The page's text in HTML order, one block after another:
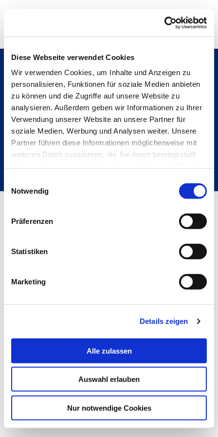
Diese Webseite verwendet Cookies
Wir verwenden Cookies, um Inhalte und Anzeigen zu
personalisieren, Funktionen für soziale Medien anbieten
zu können und die Zugriffe auf unsere Website zu
analysieren. Außerdem geben wir Informationen zu Ihrer
Verwendung unserer Website an unsere Partner für
soziale Medien, Werbung und Analysen weiter. Unsere
Partner führen diese Informationen möglicherweise mit
weiteren Daten zusammen, die Sie ihnen bereitgestellt
Notwendig
Präferenzen
Statistiken
Marketing
Details zeigen
Alle zulassen
Auswahl erlauben
Nur notwendige Cookies
Hochschule Bremerhaven
Kontakt
An der Karlstadt 8
27568 Bremerhaven
Ressourcen
Folge uns
Metabar